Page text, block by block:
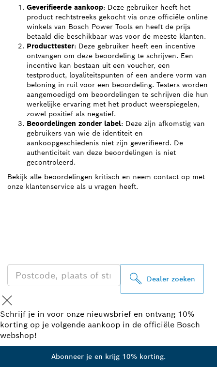
Geverifieerde aankoop: Deze gebruiker heeft het
product rechtstreeks gekocht via onze officiële online
winkels van Bosch Power Tools en heeft de prijs
betaald die beschikbaar was voor de meeste klanten.
Producttester: Deze gebruiker heeft een incentive
ontvangen om deze beoordeling te schrijven. Een
incentive kan bestaan uit een voucher, een
testproduct, loyaliteitspunten of een andere vorm van
beloning in ruil voor een beoordeling. Testers worden
aangemoedigd om beoordelingen te schrijven die hun
werkelijke ervaring met het product weerspiegelen,
zowel positief als negatief.
Beoordelingen zonder label: Deze zijn afkomstig van
gebruikers van wie de identiteit en
aankoopgeschiedenis niet zijn geverifieerd. De
authenticiteit van deze beoordelingen is niet
gecontroleerd.
Bekijk alle beoordelingen kritisch en neem contact op met
onze klantenservice als u vragen heeft.
Dealer zoeken
Schrijf je in voor onze nieuwsbrief en ontvang 10%
korting op je volgende aankoop in de officiële Bosch
webshop!
Abonneer je en krijg 10% korting.